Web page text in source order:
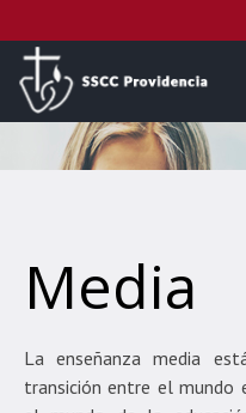
Media
La enseñanza media
transición entre el mundo